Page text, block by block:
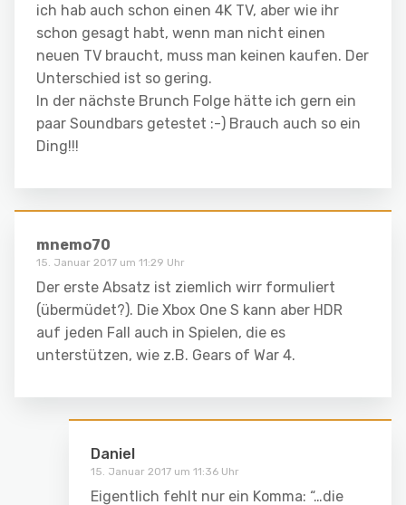
ich hab auch schon einen 4K TV, aber wie ihr
schon gesagt habt, wenn man nicht einen
neuen TV braucht, muss man keinen kaufen. Der
Unterschied ist so gering.
In der nächste Brunch Folge hätte ich gern ein
paar Soundbars getestet :-) Brauch auch so ein
Ding!!!
mnemo70
15. Januar 2017 um 11:29 Uhr
Der erste Absatz ist ziemlich wirr formuliert
(übermüdet?). Die Xbox One S kann aber HDR
auf jeden Fall auch in Spielen, die es
unterstützen, wie z.B. Gears of War 4.
Daniel
15. Januar 2017 um 11:36 Uhr
Eigentlich fehlt nur ein Komma: “…die